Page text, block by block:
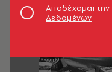
Αποδέχομαι την
Δεδομένων